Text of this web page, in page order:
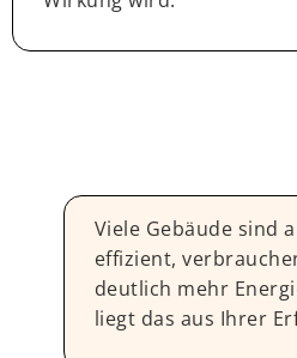
Viele Gebäude sind
effizient,
deutlich mehr
liegt das aus Ihrer